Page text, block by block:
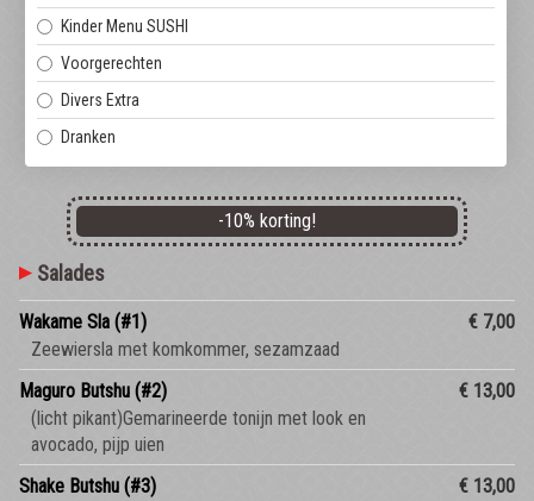
Kinder Menu SUSHI
Voorgerechten
Divers Extra
Dranken
-10% korting!
Salades
Wakame Sla (#1)
Zeewiersla met komkommer, sezamzaad
€ 7,00
Maguro Butshu (#2)
(licht pikant)Gemarineerde tonijn met look en
avocado, pijp uien
€ 13,00
Shake Butshu (#3)
€ 13,00